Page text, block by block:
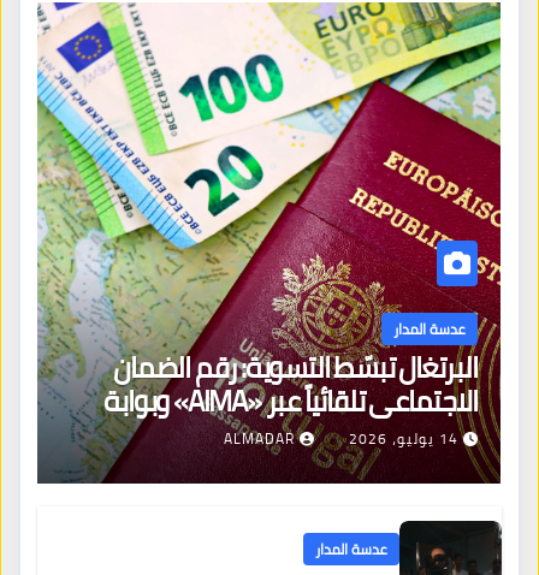
عدسة المدار
البرتغال تبسّط التسوية: رقم الضمان
الاجتماعي تلقائياً عبر «AIMA» وبوابة
جديدة لتجديد الإقامات
14 يوليو، 2026 ALMADAR
عدسة المدار